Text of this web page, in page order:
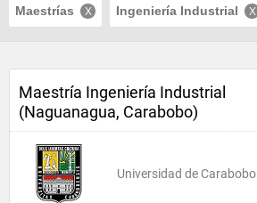
Maestrías Ingeniería Industrial
Maestría Ingeniería Industrial
(Naguanagua, Carabobo)
Universidad de Carabobo